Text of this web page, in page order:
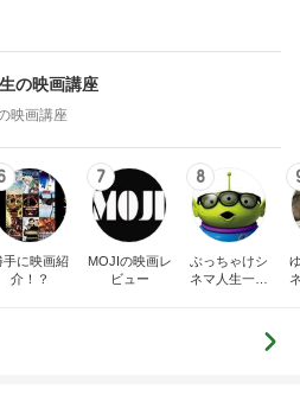
の映画講座
映画講座
手に映画紹
介！？
7
MOJIの映画レ
ビュー
8
ぶっちゃけシ
ネマ人生一直